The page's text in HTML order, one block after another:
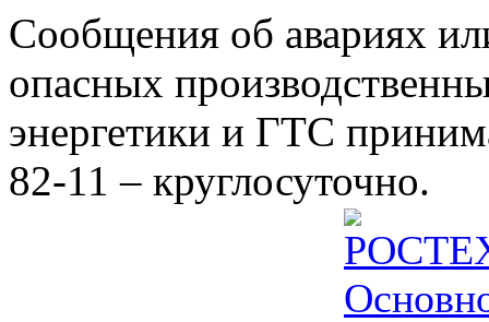
Сообщения об авариях
опасных
энергетики и ГТС
82-11 – круглосуточно.